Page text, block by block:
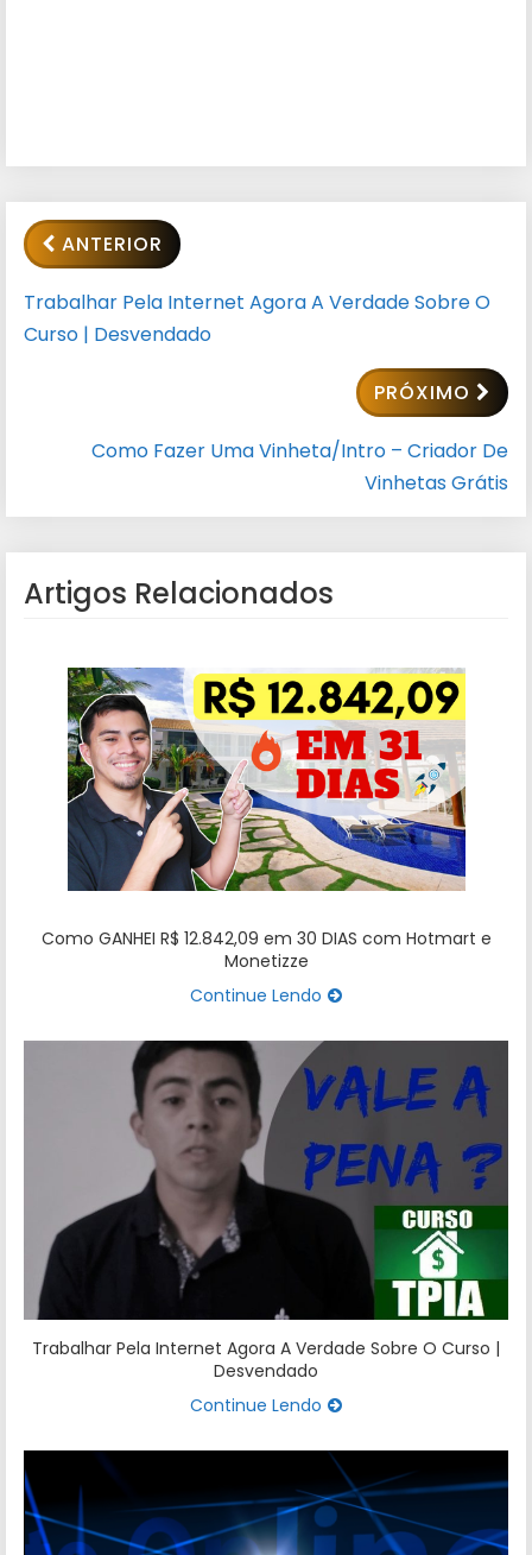
ANTERIOR
Trabalhar Pela Internet Agora A Verdade Sobre O
Curso | Desvendado
PRÓXIMO
Como Fazer Uma Vinheta/Intro – Criador De
Vinhetas Grátis
Artigos Relacionados
Como GANHEI R$ 12.842,09 em 30 DIAS com Hotmart e
Monetizze
Continue Lendo
Trabalhar Pela Internet Agora A Verdade Sobre O Curso |
Desvendado
Continue Lendo